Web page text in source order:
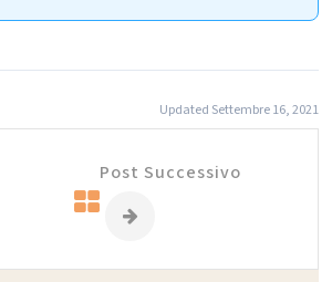
Updated Settembre 16, 2021
Post Successivo